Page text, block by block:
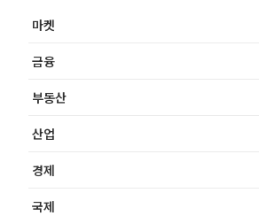
마켓
금융
부동산
산업
경제
국제